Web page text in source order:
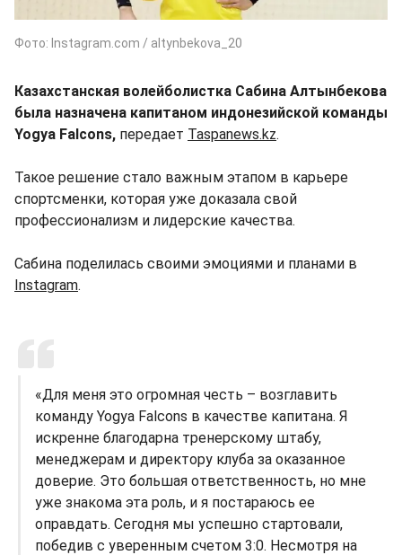
Фото: Instagram.com / altynbekova_20
Казахстанская волейболистка Сабина Алтынбекова
была назначена капитаном индонезийской команды
Yogya Falcons, передает Taspanews.kz.
Такое решение стало важным этапом в карьере
спортсменки, которая уже доказала свой
профессионализм и лидерские качества.
Сабина поделилась своими эмоциями и планами в
Instagram.
«Для меня это огромная честь – возглавить
команду Yogya Falcons в качестве капитана. Я
искренне благодарна тренерскому штабу,
менеджерам и директору клуба за оказанное
доверие. Это большая ответственность, но мне
уже знакома эта роль, и я постараюсь ее
оправдать. Сегодня мы успешно стартовали,
победив с уверенным счетом 3:0. Несмотря на